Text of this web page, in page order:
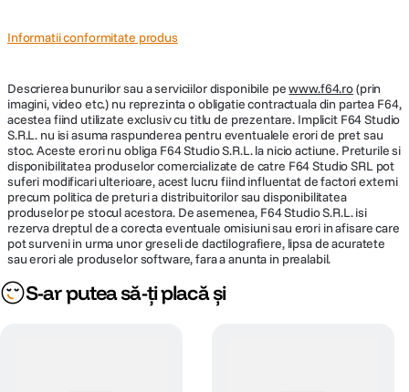
Informatii conformitate produs
Descrierea bunurilor sau a serviciilor disponibile pewww.f64.ro(prin
imagini, video etc.) nu reprezinta o obligatie contractuala din partea F64,
acestea fiind utilizate exclusiv cu titlu de prezentare. Implicit F64 Studio
S.R.L. nu isi asuma raspunderea pentru eventualele erori de pret sau
stoc. Aceste erori nu obliga F64 Studio S.R.L. la nicio actiune. Preturile si
disponibilitatea produselor comercializate de catre F64 Studio SRL pot
suferi modificari ulterioare, acest lucru fiind influentat de factori externi
precum politica de preturi a distribuitorilor sau disponibilitatea
produselor pe stocul acestora. De asemenea, F64 Studio S.R.L. isi
rezerva dreptul de a corecta eventuale omisiuni sau erori in afisare care
pot surveni in urma unor greseli de dactilografiere, lipsa de acuratete
sau erori ale produselor software, fara a anunta in prealabil.
S-ar putea să-ți placă și